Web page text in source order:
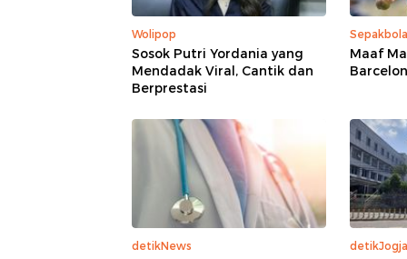
Wolipop
Sosok Putri Yordania yang
Mendadak Viral, Cantik dan
Berprestasi
Sepakbola
Maaf
detikNews detikJogja